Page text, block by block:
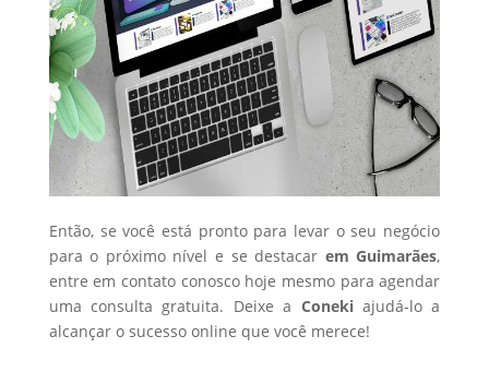
Então, se você está pronto para levar o seu negócio
para o próximo nível e se destacar em Guimarães,
entre em contato conosco hoje mesmo para agendar
uma consulta gratuita. Deixe a Conekiajudá-lo a
alcançar o sucesso online que você merece!